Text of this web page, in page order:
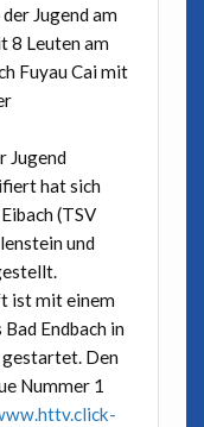
Jugend am
8 Leuten am
Fuyau Cai mit
Jugend
hat sich
(TSV
und
ist mit einem
Endbach in
Den
Nummer 1